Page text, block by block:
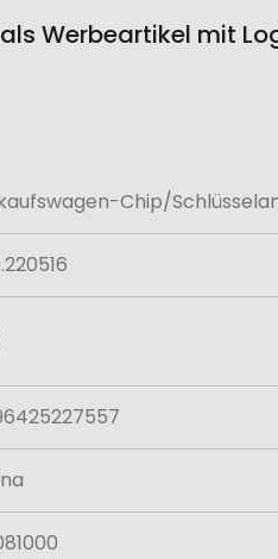
Werbeartikel mit
Chip/